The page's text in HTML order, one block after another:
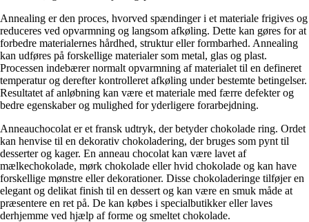
Annealing er den proces, hvorved spændinger i et materiale frigives og
reduceres ved opvarmning og langsom afkøling. Dette kan gøres for at
forbedre materialernes hårdhed, struktur eller formbarhed. Annealing
kan udføres på forskellige materialer som metal, glas og plast.
Processen indebærer normalt opvarmning af materialet til en defineret
temperatur og derefter kontrolleret afkøling under bestemte betingelser.
Resultatet af anløbning kan være et materiale med færre defekter og
bedre egenskaber og mulighed for yderligere forarbejdning.
Anneauchocolat er et fransk udtryk, der betyder chokolade ring. Ordet
kan henvise til en dekorativ chokoladering, der bruges som pynt til
desserter og kager. En anneau chocolat kan være lavet af
mælkechokolade, mørk chokolade eller hvid chokolade og kan have
forskellige mønstre eller dekorationer. Disse chokoladeringe tilføjer en
elegant og delikat finish til en dessert og kan være en smuk måde at
præsentere en ret på. De kan købes i specialbutikker eller laves
derhjemme ved hjælp af forme og smeltet chokolade.